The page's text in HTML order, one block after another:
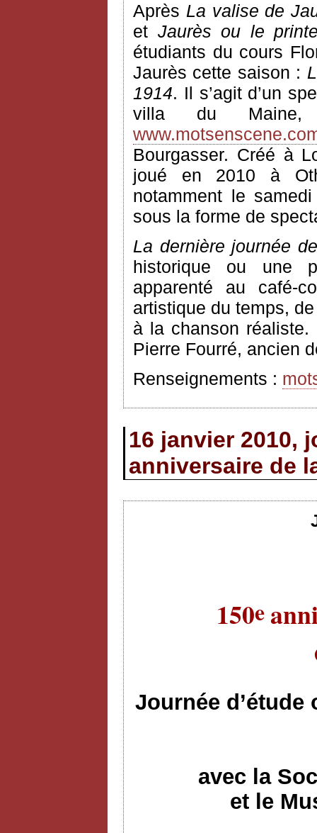
Après La valise de
et Jaurès ou le
étudiants du cours
Jaurès cette saison :
1914. Il s’agit d’un
villa du
Bourgasser. Créé à
joué en 2010 à
notamment le
sous la forme de
La dernière journée
historique ou une
apparenté au café-
artistique du temps,
à la chanson
Pierre Fourré, ancien
Renseignements :
16 janvier 2010,
anniversaire de
150e
Journée
avec la
et le